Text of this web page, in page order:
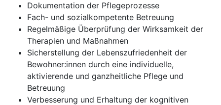
Dokumentation der Pflegeprozesse
Fach- und sozialkompetente Betreuung
Regelmäßige Überprüfung der Wirksamkeit der
Therapien und Maßnahmen
Sicherstellung der Lebenszufriedenheit der
Bewohner:innen durch eine individuelle,
aktivierende und ganzheitliche Pflege und
Betreuung
Verbesserung und Erhaltung der kognitiven